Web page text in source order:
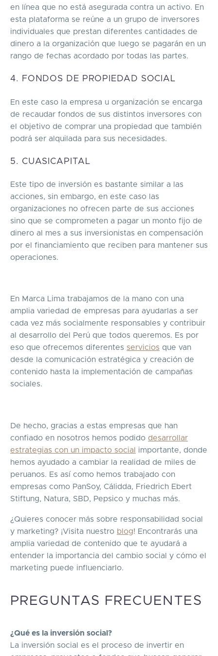
en línea que no está asegurada contra un activo. En
esta plataforma se reúne a un grupo de inversores
individuales que prestan diferentes cantidades de
dinero a la organización que luego se pagarán en un
rango de fechas acordado por todas las partes.
4. FONDOS DE PROPIEDAD SOCIAL
En este caso la empresa u organización se encarga
de recaudar fondos de sus distintos inversores con
el objetivo de comprar una propiedad que también
podrá ser alquilada para sus necesidades.
5. CUASICAPITAL
Este tipo de inversión es bastante similar a las
acciones, sin embargo, en este caso las
organizaciones no ofrecen parte de sus acciones
sino que se comprometen a pagar un monto fijo de
dinero al mes a sus inversionistas en compensación
por el financiamiento que reciben para mantener sus
operaciones.
En Marca Lima trabajamos de la mano con una
amplia variedad de empresas para ayudarlas a ser
cada vez más socialmente responsables y contribuir
al desarrollo del Perú que todos queremos. Es por
eso que ofrecemos diferentes servicios que van
desde la comunicación estratégica y creación de
contenido hasta la implementación de campañas
sociales.
De hecho, gracias a estas empresas que han
confiado en nosotros hemos podido desarrollar
estrategias con un impacto social importante, donde
hemos ayudado a cambiar la realidad de miles de
peruanos. Es así como hemos trabajado con
empresas como PanSoy, Cálidda, Friedrich Ebert
Stiftung, Natura, SBD, Pepsico y muchas más.
¿Quieres conocer más sobre responsabilidad social
y marketing? ¡Visita nuestro blog! Encontrarás una
amplia variedad de contenido que te ayudará a
entender la importancia del cambio social y cómo el
marketing puede influenciarlo.
PREGUNTAS FRECUENTES
¿Qué es la inversión social?
La inversión social es el proceso de invertir en